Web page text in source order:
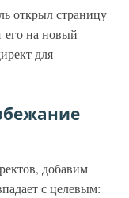
открыл страницу
его на новый
для
добавим
с целевым: